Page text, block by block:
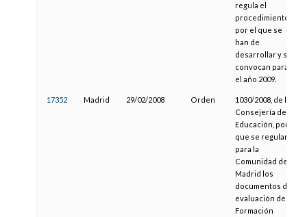
regula el
procedimiento
por el que se
han de
desarrollar y se
convocan para
el año 2009.
17352 Madrid 29/02/2008 Orden
1030/2008, de la
Consejería de
Educación, por la
que se regulan
para la
Comunidad de
Madrid los
documentos de
evaluación de la
Formación